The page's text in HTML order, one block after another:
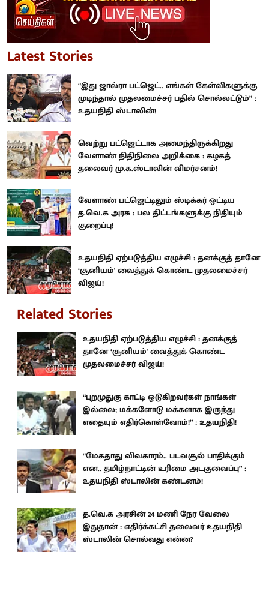
Latest Stories
“இது ஜால்ரா பட்ஜெட்.. எங்கள் கேள்விகளுக்கு
முடிந்தால் முதலமைச்சர் பதில் சொல்லட்டும்” :
உதயநிதி ஸ்டாலின்!
வெற்று பட்ஜெட்டாக அமைந்திருக்கிறது
வேளாண் நிதிநிலை அறிக்கை : கழகத்
தலைவர் மு.க.ஸ்டாலின் விமர்சனம்!
வேளாண் பட்ஜெட்டிலும் ஸ்டிக்கர் ஒட்டிய
த.வெ.க அரசு : பல திட்டங்களுக்கு நிதியும்
குறைப்பு!
உதயநிதி ஏற்படுத்திய எழுச்சி : தனக்குத் தானே
‘சூனியம்' வைத்துக் கொண்ட முதலமைச்சர்
விஜய்!
Related Stories
உதயநிதி ஏற்படுத்திய எழுச்சி : தனக்குத்
தானே ‘சூனியம்' வைத்துக் கொண்ட
முதலமைச்சர் விஜய்!
“புறமுதுகு காட்டி ஓடுகிறவர்கள் நாங்கள்
இல்லை; மக்களோடு மக்களாக இருந்து
எதையும் எதிர்கொள்வோம்!” : உதயநிதி!
“மேகதாது விவகாரம்.. படவசூல் பாதிக்கும்
என.. தமிழ்நாட்டின் உரிமை அடகுவைப்பு” :
உதயநிதி ஸ்டாலின் கண்டனம்!
த.வெ.க அரசின் 24 மணி நேர வேலை
இதுதான் : எதிர்க்கட்சி தலைவர் உதயநிதி
ஸ்டாலின் சொல்வது என்ன?